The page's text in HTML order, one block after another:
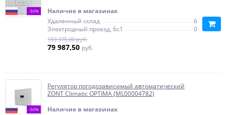
-50%
Наличие в магазинах
Удаленный склад
6
Электродный проезд, 6с1
0
159 975,00 руб.
79 987,50 руб.
-50%
Регулятор погодозависимый автоматический
ZONT Climatic OPTIMA (ML00004782)
Наличие в магазинах